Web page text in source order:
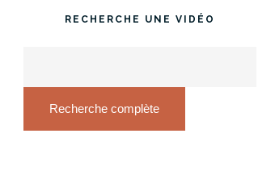
RECHERCHE UNE VIDÉO
Recherche complète